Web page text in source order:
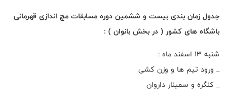
جدول زمان بندی بیست و ششمین دوره مسابقات مچ اندازی قهرمانی
باشگاه های کشور ( در بخش بانوان ) :
شنبه 13 اسفند ماه :
_ ورود تیم ها و وزن کشی
_ کنگره و سمینار داروان